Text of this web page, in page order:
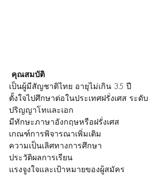
คุณสมบัติ
เป็นผู้มีสัญชาติไทย อายุไม่เกิน 35 ปี
ตั้งใจไปศึกษาต่อในประเทศฝรั่งเศส ระดับ
ปริญญาโทและเอก
มีทักษะภาษาอังกฤษหรือฝรั่งเศส
เกณฑ์การพิจารณาเพิ่มเติม
ความเป็นเลิศทางการศึกษา
ประวัติผลการเรียน
แรงจูงใจและเป้าหมายของผู้สมัคร